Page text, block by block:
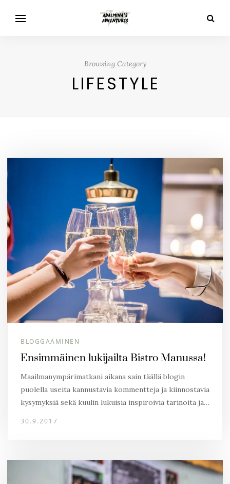
Browsing Category
LIFESTYLE
BLOGGAAMINEN
Ensimmäinen lukijailta Bistro Manussa!
Maailmanympärimatkani aikana sain täällä blogin
puolella useita kannustavia kommentteja ja kiinnostavia
kysymyksiä sekä kuulin lukuisia inspiroivia tarinoita ja…
30.9.2017